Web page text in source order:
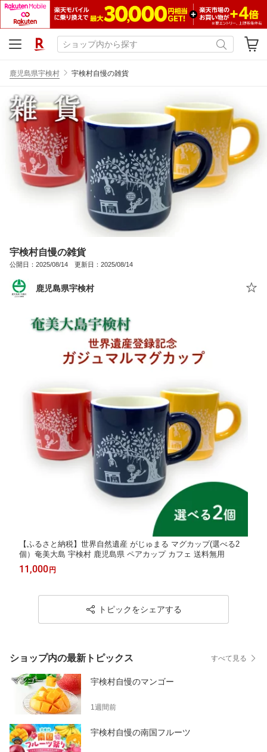
鹿児島県宇検村 宇検村自慢の雑貨
宇検村自慢の雑貨
公開日：2025/08/14 更新日：2025/08/14
鹿児島県宇検村
【ふるさと納税】世界自然遺産 がじゅまる マグカップ(選べる2
個）奄美大島 宇検村 鹿児島県 ペアカップ カフェ 送料無用
11,000 円
トピックをシェアする
ショップ内の最新トピックス すべて見る
宇検村自慢のマンゴー
1週間前
宇検村自慢の南国フルーツ